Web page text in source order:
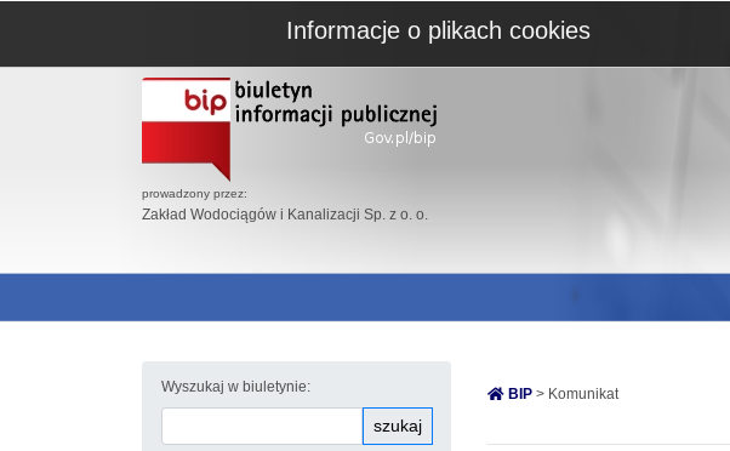
prowadzony przez:
Zakład Wodociągów i Kanalizacji Sp. z o. o.
Wyszukaj w biuletynie:
szukaj
BIP > Komunikat
Informacje o plikach cookies